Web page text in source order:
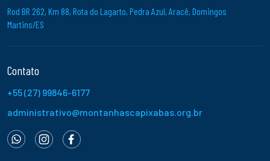
Rod BR 262, Km 88, Rota do Lagarto, Pedra Azul, Aracê, Domingos
Martins/ES
Contato
+55 (27) 99846-6177
administrativo@montanhascapixabas.org.br